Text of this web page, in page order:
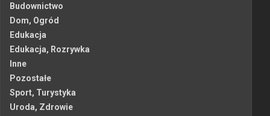
Budownictwo
Dom, Ogród
Edukacja
Edukacja, Rozrywka
Inne
Pozostałe
Sport, Turystyka
Uroda, Zdrowie